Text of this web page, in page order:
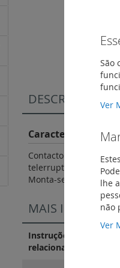
de
imagens
DESCRIÇÃO
Características do
Contacto auxiliar
telerruptor standard.
Monta-se à
MAIS
Instruções de
relacionados
São
Ver
lhe
não
Ver